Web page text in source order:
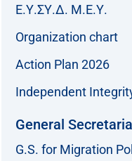
Ε.Υ.ΣΥ.Δ. Μ.Ε.Υ.
Organization chart
Action Plan 2026
Independent
General
G.S. for Migration